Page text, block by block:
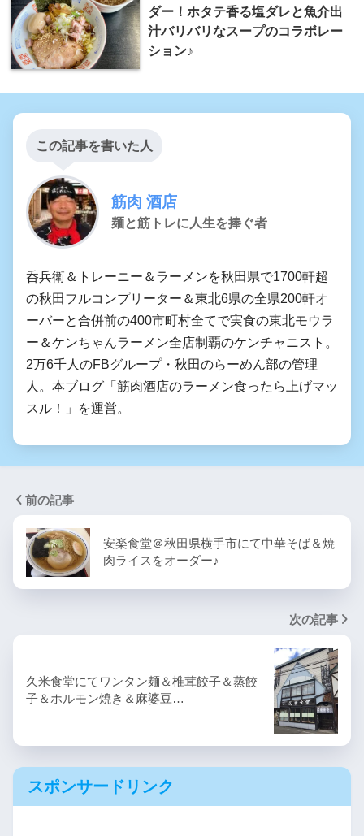
ダー！ホタテ香る塩ダレと魚介出
汁バリバリなスープのコラボレー
ション♪
この記事を書いた人
筋肉 酒店
麺と筋トレに人生を捧ぐ者
呑兵衛＆トレーニー＆ラーメンを秋田県で1700軒超
の秋田フルコンプリーター＆東北6県の全県200軒オ
ーバーと合併前の400市町村全てで実食の東北モウラ
ー＆ケンちゃんラーメン全店制覇のケンチャニスト。
2万6千人のFBグループ・秋田のらーめん部の管理
人。本ブログ「筋肉酒店のラーメン食ったら上げマッ
スル！」を運営。
前の記事
安楽食堂＠秋田県横手市にて中華そば＆焼
肉ライスをオーダー♪
次の記事
久米食堂にてワンタン麺＆椎茸餃子＆蒸餃
子＆ホルモン焼き＆麻婆豆…
スポンサードリンク